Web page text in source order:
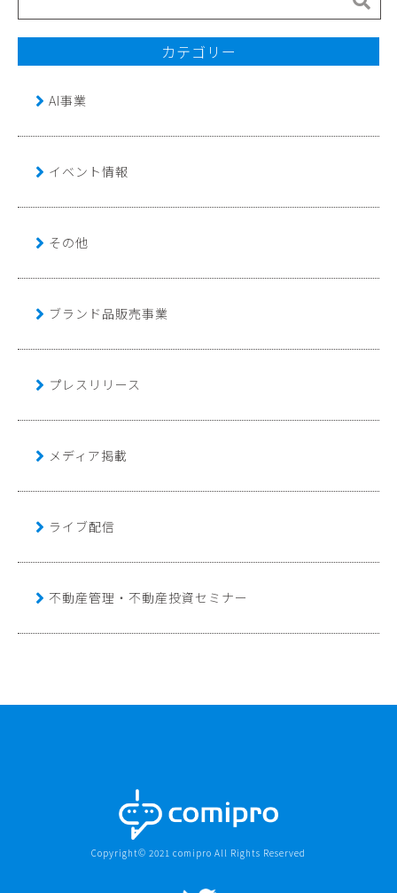
カテゴリー
AI事業
イベント情報
その他
ブランド品販売事業
プレスリリース
メディア掲載
ライブ配信
不動産管理・不動産投資セミナー
Copyright© 2021 comipro All Rights Reserved